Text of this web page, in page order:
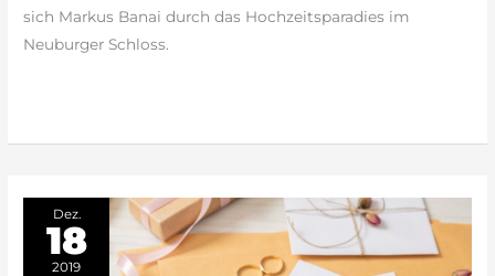
sich Markus Banai durch das Hochzeitsparadies im
Neuburger Schloss.
Dez.
18
2019